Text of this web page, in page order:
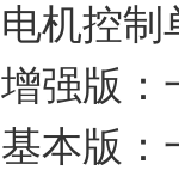
电机控制
增强版：
基本版：